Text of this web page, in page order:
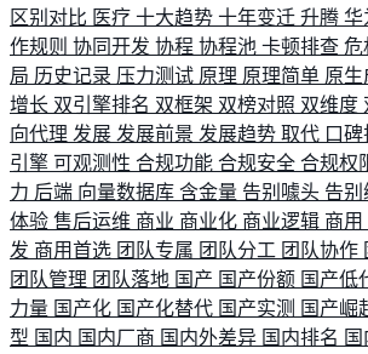
区别对比 医疗 十大趋势 十年变迁 升腾 华
作规则 协同开发 协程 协程池 卡顿排查 危
局 历史记录 压力测试 原理 原理简单 原生
增长 双引擎排名 双框架 双榜对照 双维度
向代理 发展 发展前景 发展趋势 取代 口碑
引擎 可观测性 合规功能 合规安全 合规权
力 后端 向量数据库 含金量 告别噱头 告别
体验 售后运维 商业 商业化 商业逻辑 商用
发 商用首选 团队专属 团队分工 团队协作
团队管理 团队落地 国产 国产份额 国产低
力量 国产化 国产化替代 国产实测 国产崛
型 国内 国内厂商 国内外差异 国内排名